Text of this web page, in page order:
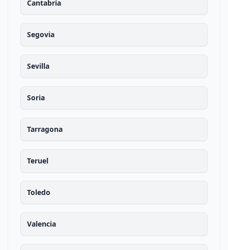
Cantabria
Segovia
Sevilla
Soria
Tarragona
Teruel
Toledo
Valencia